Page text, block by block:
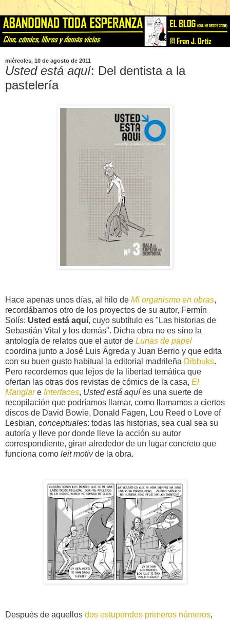
miércoles, 10 de agosto de 2011
Usted está aquí: Del dentista a la
pastelería
Hace apenas unos días, al hilo de Mi organismo en obras,
recordábamos otro de los proyectos de su autor, Fermín
Solís: Usted está aquí, cuyo subtítulo es "Las historias de
Sebastián Vital y los demás". Dicha obra no es sino la
antología de relatos que el autor de Lunas de papel
coordina junto a José Luis Ágreda y Juan Berrio y que edita
con su buen gusto habitual la editorial madrileña Dibbuks.
Pero recordemos que lejos de la libertad temática que
ofertan las otras dos revistas de cómics de la casa, El
Manglare Interfaces, Usted está aquíes una suerte de
recopilación que podríamos llamar, como llamamos a ciertos
discos de David Bowie, Donald Fagen, Lou Reed o Love of
Lesbian, conceptuales: todas las historias, sea cual sea su
autoría y lleve por donde lleve la acción su autor
correspondiente, giran alrededor de un lugar concreto que
funciona como leit motivde la obra.
Después de aquellos dos estupendos primeros números,